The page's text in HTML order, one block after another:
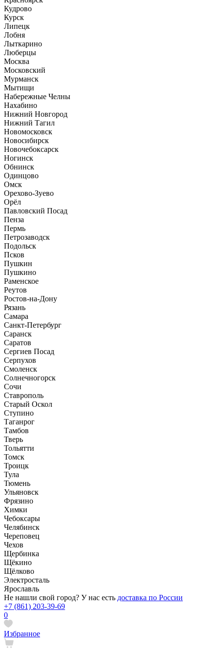
Кудрово
Курск
Липецк
Лобня
Лыткарино
Люберцы
Москва
Московский
Мурманск
Мытищи
Набережные Челны
Нахабино
Нижний Новгород
Нижний Тагил
Новомосковск
Новосибирск
Новочебоксарск
Ногинск
Обнинск
Одинцово
Омск
Орехово-Зуево
Орёл
Павловский Посад
Пенза
Пермь
Петрозаводск
Подольск
Псков
Пушкин
Пушкино
Раменское
Реутов
Ростов-на-Дону
Рязань
Самара
Санкт-Петербург
Саранск
Саратов
Сергиев Посад
Серпухов
Смоленск
Солнечногорск
Сочи
Ставрополь
Старый Оскол
Ступино
Таганрог
Тамбов
Тверь
Тольятти
Томск
Троицк
Тула
Тюмень
Ульяновск
Фрязино
Химки
Чебоксары
Челябинск
Череповец
Чехов
Щербинка
Щёкино
Щёлково
Электросталь
Ярославль
Не нашли свой город? У нас есть доставка по России
+7 (861) 203-39-69
0
Избранное